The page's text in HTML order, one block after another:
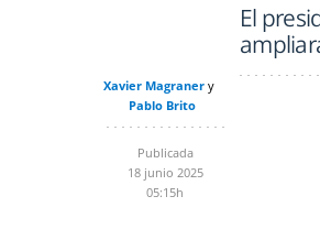
El
Xavier Magraner
Pablo Brito
Publicada
18 junio 2025
05:15h